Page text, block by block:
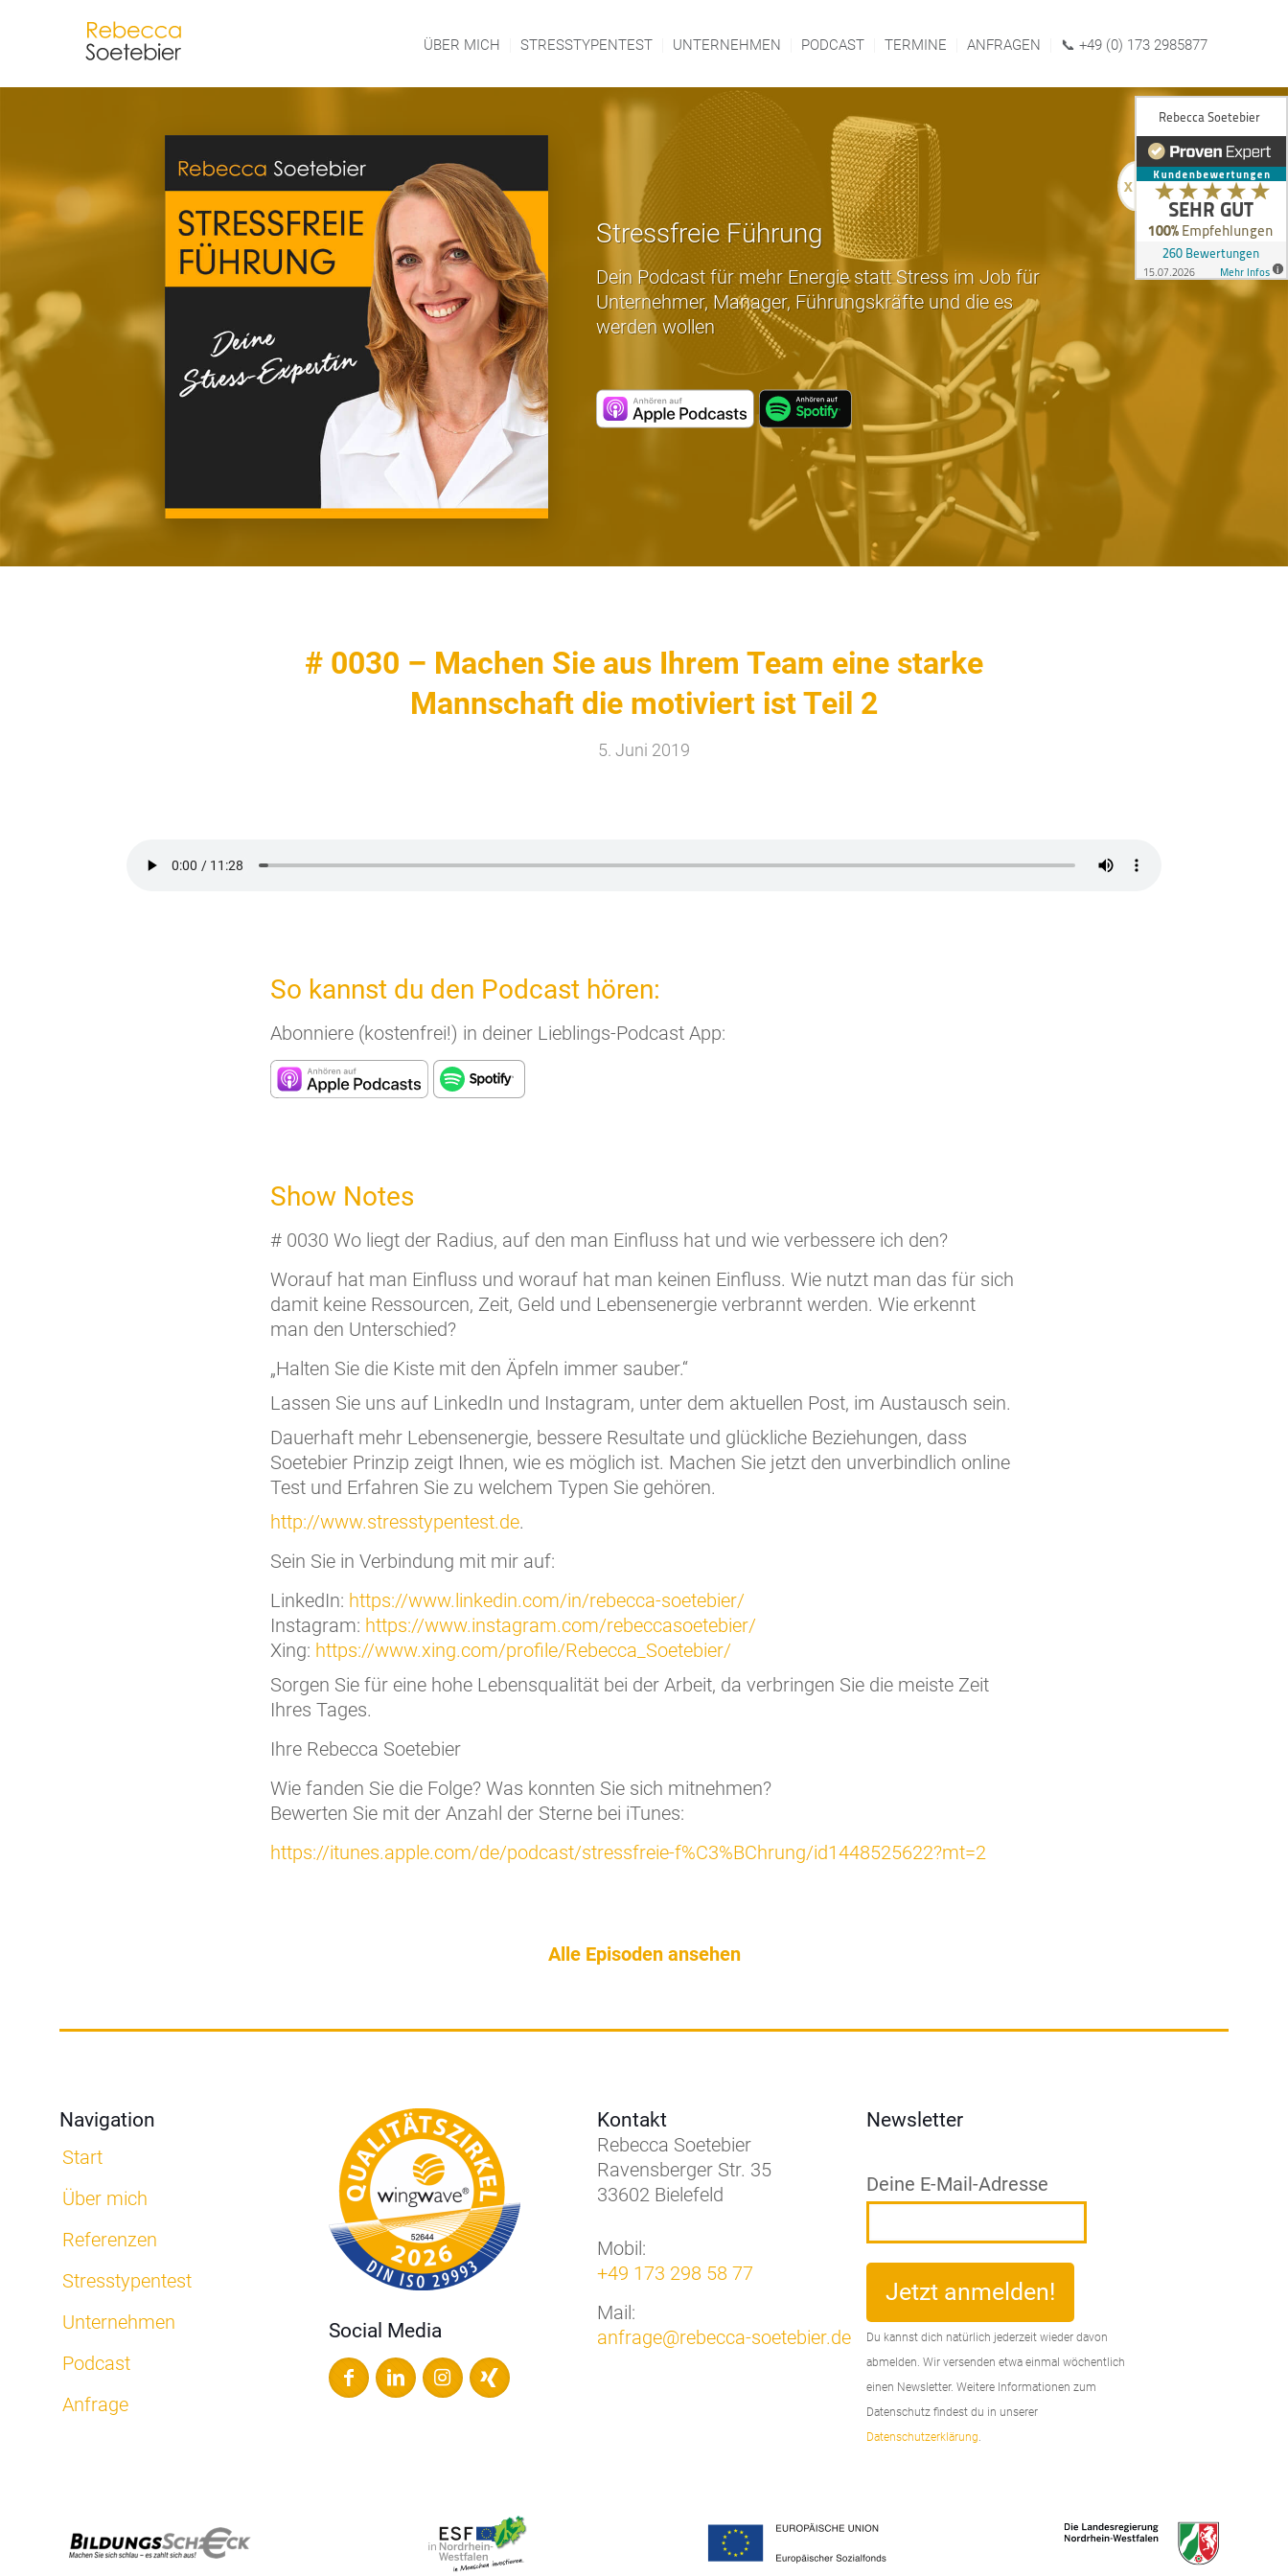
ÜBER MICH STRESSTYPENTEST UNTERNEHMEN PODCAST TERMINE ANFRAGEN 📞 +49 (0) 173 2985877
Stressfreie Führung
Dein Podcast für mehr Energie statt Stress im Job für
Unternehmer, Manager, Führungskräfte und die es
werden wollen
# 0030 – Machen Sie aus Ihrem Team eine starke
Mannschaft die motiviert ist Teil 2
5. Juni 2019
So kannst du den Podcast hören:
Abonniere (kostenfrei!) in deiner Lieblings-Podcast App:
Show Notes
# 0030 Wo liegt der Radius, auf den man Einfluss hat und wie verbessere ich den?
Worauf hat man Einfluss und worauf hat man keinen Einfluss. Wie nutzt man das für sich
damit keine Ressourcen, Zeit, Geld und Lebensenergie verbrannt werden. Wie erkennt
man den Unterschied?
„Halten Sie die Kiste mit den Äpfeln immer sauber.“
Lassen Sie uns auf LinkedIn und Instagram, unter dem aktuellen Post, im Austausch sein.
Dauerhaft mehr Lebensenergie, bessere Resultate und glückliche Beziehungen, dass
Soetebier Prinzip zeigt Ihnen, wie es möglich ist. Machen Sie jetzt den unverbindlich online
Test und Erfahren Sie zu welchem Typen Sie gehören.
http://www.stresstypentest.de.
Sein Sie in Verbindung mit mir auf:
LinkedIn: https://www.linkedin.com/in/rebecca-soetebier/
Instagram: https://www.instagram.com/rebeccasoetebier/
Xing: https://www.xing.com/profile/Rebecca_Soetebier/
Sorgen Sie für eine hohe Lebensqualität bei der Arbeit, da verbringen Sie die meiste Zeit
Ihres Tages.
Ihre Rebecca Soetebier
Wie fanden Sie die Folge? Was konnten Sie sich mitnehmen?
Bewerten Sie mit der Anzahl der Sterne bei iTunes:
https://itunes.apple.com/de/podcast/stressfreie-f%C3%BChrung/id1448525622?mt=2
Alle Episoden ansehen
Navigation
Start
Über mich
Referenzen
Stresstypentest
Unternehmen
Podcast
Anfrage
Social Media
Kontakt
Rebecca Soetebier
Ravensberger Str. 35
33602 Bielefeld
Mobil:
+49 173 298 58 77
Mail:
anfrage@rebecca-soetebier.de
Newsletter
Deine E-Mail-Adresse
Du kannst dich natürlich jederzeit wieder davon
abmelden. Wir versenden etwa einmal wöchentlich
einen Newsletter. Weitere Informationen zum
Datenschutz findest du in unserer
Datenschutzerklärung.